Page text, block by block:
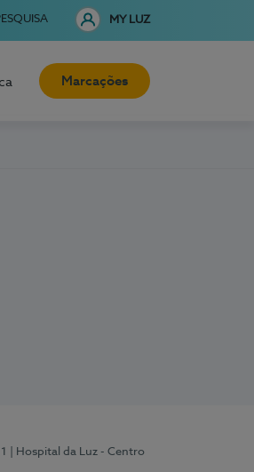
MY LUZ
Marcações
| Hospital da Luz - Centro